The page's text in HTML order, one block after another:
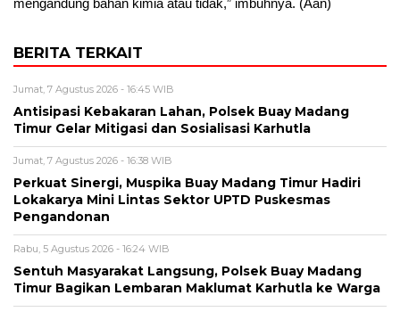
mengandung bahan kimia atau tidak,” imbuhnya. (Aan)
BERITA TERKAIT
Jumat, 7 Agustus 2026 - 16:45 WIB
Antisipasi Kebakaran Lahan, Polsek Buay Madang
Timur Gelar Mitigasi dan Sosialisasi Karhutla
Jumat, 7 Agustus 2026 - 16:38 WIB
Perkuat Sinergi, Muspika Buay Madang Timur Hadiri
Lokakarya Mini Lintas Sektor UPTD Puskesmas
Pengandonan
Rabu, 5 Agustus 2026 - 16:24 WIB
Sentuh Masyarakat Langsung, Polsek Buay Madang
Timur Bagikan Lembaran Maklumat Karhutla ke Warga